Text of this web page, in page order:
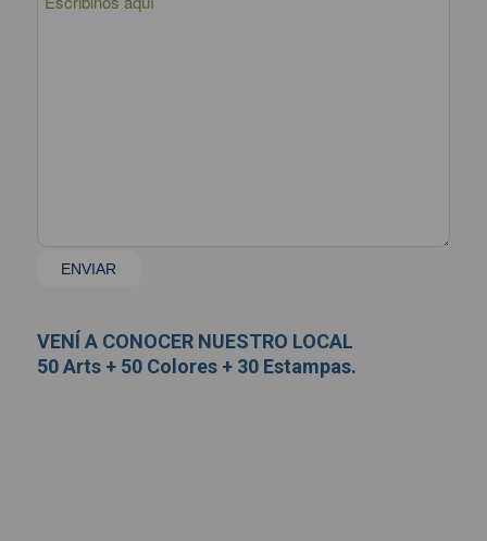
VENÍ A CONOCER NUESTRO LOCAL
50 Arts + 50 Colores + 30 Estampas.